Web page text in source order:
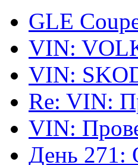
GLE
VIN:
VIN:
Re: VIN:
VIN:
День 271: